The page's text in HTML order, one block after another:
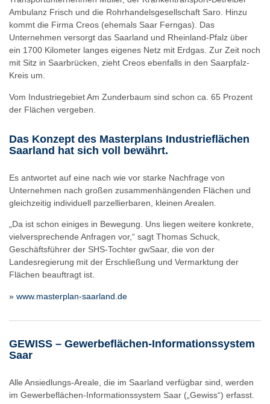
Ambulanz Frisch und die Rohrhandelsgesellschaft Saro. Hinzu
kommt die Firma Creos (ehemals Saar Ferngas). Das
Unternehmen versorgt das Saarland und Rheinland-Pfalz über
ein 1700 Kilometer langes eigenes Netz mit Erdgas. Zur Zeit noch
mit Sitz in Saarbrücken, zieht Creos ebenfalls in den Saarpfalz-
Kreis um.
Vom Industriegebiet Am Zunderbaum sind schon ca. 65 Prozent
der Flächen vergeben.
Das Konzept des Masterplans Industrieflächen
Saarland hat sich voll bewährt.
Es antwortet auf eine nach wie vor starke Nachfrage von
Unternehmen nach großen zusammenhängenden Flächen und
gleichzeitig individuell parzellierbaren, kleinen Arealen.
„Da ist schon einiges in Bewegung. Uns liegen weitere konkrete,
vielversprechende Anfragen vor,“ sagt Thomas Schuck,
Geschäftsführer der SHS-Tochter gwSaar, die von der
Landesregierung mit der Erschließung und Vermarktung der
Flächen beauftragt ist.
» www.masterplan-saarland.de
GEWISS – Gewerbeflächen-Informationssystem
Saar
Alle Ansiedlungs-Areale, die im Saarland verfügbar sind, werden
im Gewerbeflächen-Informationssystem Saar („Gewiss“) erfasst.